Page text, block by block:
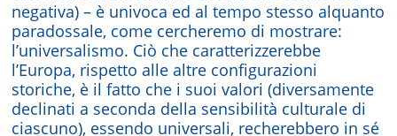
negativa) – è univoca ed al tempo stesso alquanto
paradossale, come cercheremo di mostrare:
l’universalismo. Ciò che caratterizzerebbe
l’Europa, rispetto alle altre configurazioni
storiche, è il fatto che i suoi valori (diversamente
declinati a seconda della sensibilità culturale di
ciascuno), essendo universali, recherebbero in sé